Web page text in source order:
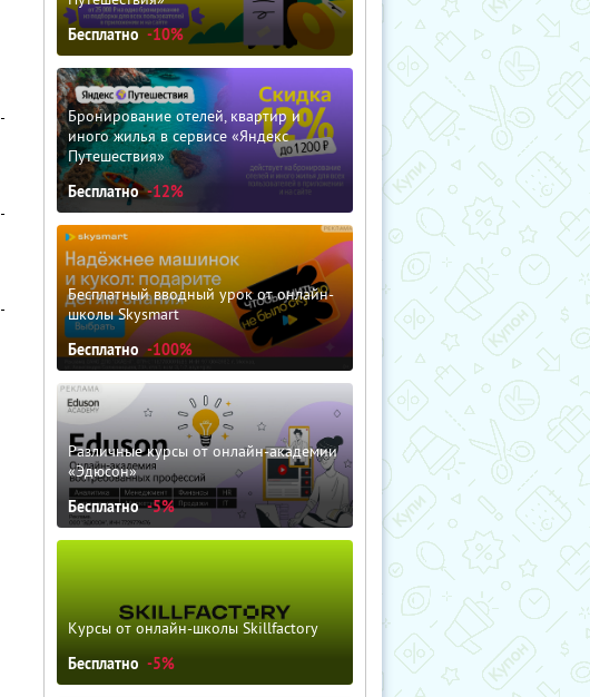
Бесплатно -10%
Бронирование отелей, квартир и
иного жилья в сервисе «Яндекс
Путешествия»
Бесплатно -12%
Бесплатный вводный урок от онлайн-
школы Skysmart
Бесплатно -100%
Различные курсы от онлайн-академии
«Эдюсон»
Бесплатно -5%
Курсы от онлайн-школы Skillfactory
Бесплатно -5%